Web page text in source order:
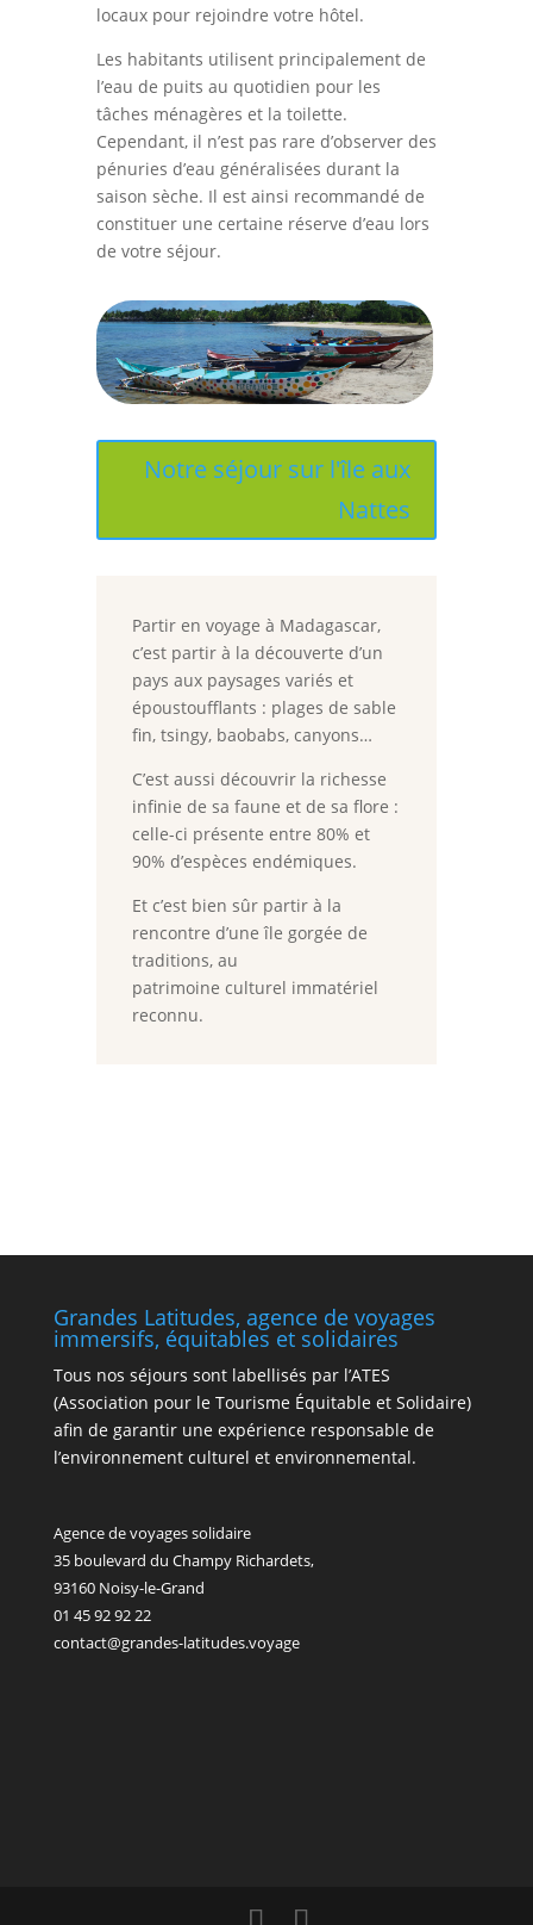
locaux pour rejoindre votre hôtel.
Les habitants utilisent principalement de
l’eau de puits au quotidien pour les
tâches ménagères et la toilette.
Cependant, il n’est pas rare d’observer des
pénuries d’eau généralisées durant la
saison sèche. Il est ainsi recommandé de
constituer une certaine réserve d’eau lors
de votre séjour.
Notre séjour sur l'île aux
Nattes
Partir en voyage à Madagascar,
c’est partir à la découverte d’un
pays aux paysages variés et
époustoufflants : plages de sable
fin, tsingy, baobabs, canyons…
C’est aussi découvrir la richesse
infinie de sa faune et de sa flore :
celle-ci présente entre 80% et
90% d’espèces endémiques.
Et c’est bien sûr partir à la
rencontre d’une île gorgée de
traditions, au
patrimoine culturel immatériel
reconnu.
Grandes Latitudes, agence de voyages
immersifs, équitables et solidaires
Tous nos séjours sont labellisés par l’ATES
(Association pour le Tourisme Équitable et Solidaire)
afin de garantir une expérience responsable de
l’environnement culturel et environnemental.
Agence de voyages solidaire
35 boulevard du Champy Richardets,
93160 Noisy-le-Grand
01 45 92 92 22
contact@grandes-latitudes.voyage